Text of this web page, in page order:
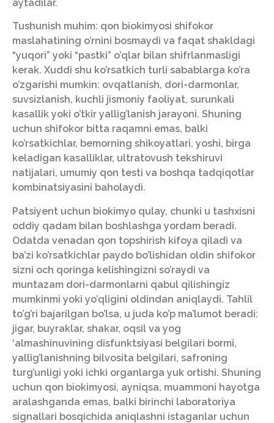
aytadilar.
Tushunish muhim: qon biokimyosi shifokor
maslahatining o’rnini bosmaydi va faqat shakldagi
“yuqori” yoki “pastki” o’qlar bilan shifrlanmasligi
kerak. Xuddi shu ko’rsatkich turli sabablarga ko’ra
o’zgarishi mumkin: ovqatlanish, dori-darmonlar,
suvsizlanish, kuchli jismoniy faoliyat, surunkali
kasallik yoki o’tkir yallig’lanish jarayoni. Shuning
uchun shifokor bitta raqamni emas, balki
ko’rsatkichlar, bemorning shikoyatlari, yoshi, birga
keladigan kasalliklar, ultratovush tekshiruvi
natijalari, umumiy qon testi va boshqa tadqiqotlar
kombinatsiyasini baholaydi.
Patsiyent uchun biokimyo qulay, chunki u tashxisni
oddiy qadam bilan boshlashga yordam beradi.
Odatda venadan qon topshirish kifoya qiladi va
ba’zi ko’rsatkichlar paydo bo’lishidan oldin shifokor
sizni och qoringa kelishingizni so’raydi va
muntazam dori-darmonlarni qabul qilishingiz
mumkinmi yoki yo’qligini oldindan aniqlaydi. Tahlil
to’g’ri bajarilgan bo’lsa, u juda ko’p ma’lumot beradi:
jigar, buyraklar, shakar, oqsil va yog
‘almashinuvining disfunktsiyasi belgilari bormi,
yallig’lanishning bilvosita belgilari, safroning
turg’unligi yoki ichki organlarga yuk ortishi. Shuning
uchun qon biokimyosi, ayniqsa, muammoni hayotga
aralashganda emas, balki birinchi laboratoriya
signallari bosqichida aniqlashni istaganlar uchun